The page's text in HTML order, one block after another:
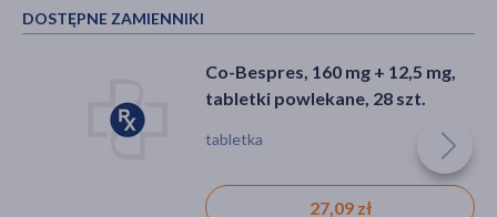
DOSTĘPNE ZAMIENNIKI
Co-Bespres, 160 mg + 12,5 mg,
tabletki powlekane, 28 szt.
tabletka
27,09 zł